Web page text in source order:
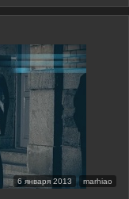
6 января 2013 marhiao